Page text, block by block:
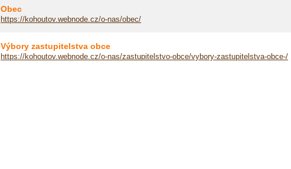
Obec
https://kohoutov.webnode.cz/o-nas/obec/
Výbory zastupitelstva obce
https://kohoutov.webnode.cz/o-nas/zastupitelstvo-obce/vybory-zastupitelstva-obce-/